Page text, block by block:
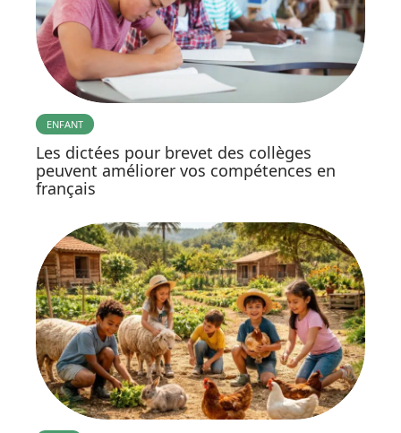
ENFANT
Les dictées pour brevet des collèges
peuvent améliorer vos compétences en
français